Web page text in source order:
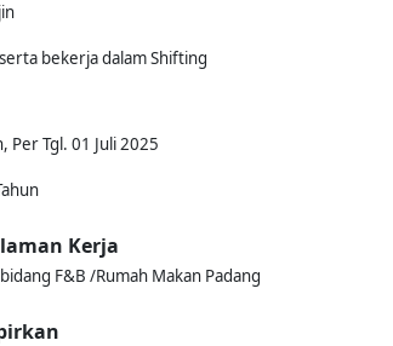
bekerja dalam Shifting
Tgl. 01 Juli 2025
Kerja
F&B /Rumah Makan Padang